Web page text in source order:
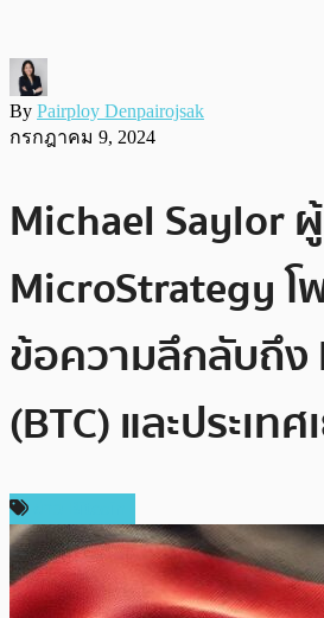
By Pairploy Denpairojsak
กรกฎาคม 9, 2024
Michael Saylor
MicroStrategy
ข้อความลึกลับถึง
(BTC) และประเท